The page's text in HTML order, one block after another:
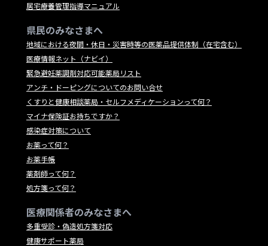
居宅療養管理指導マニュアル
県民のみなさまへ
地域における夜間・休日・災害時等の医薬品提供体制（在宅含む）
医療情報ネット（ナビイ）
緊急避妊薬調剤対応可能薬局リスト
アンチ・ドーピングについてのお問い合せ
くすりと健康相談薬局・セルフメディケーションって何？
マイナ保険証お持ちですか？
感染症対策について
お薬って何？
お薬手帳
薬剤師って何？
処方箋って何？
医療関係者のみなさまへ
多重受診・偽造処方箋対応
健康サポート薬局